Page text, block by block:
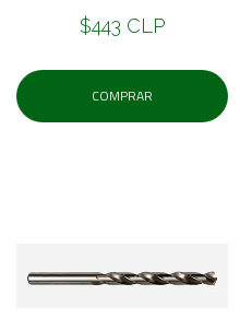
$443 CLP
COMPRAR